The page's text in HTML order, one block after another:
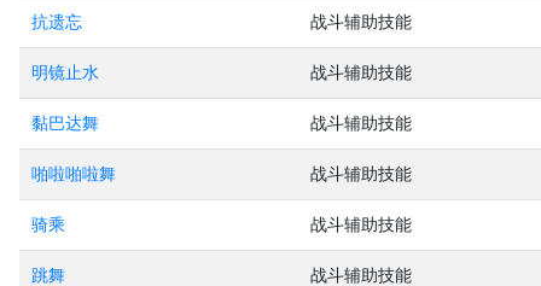
抗遗忘 战斗辅助技能
明镜止水 战斗辅助技能
黏巴达舞 战斗辅助技能
啪啦啪啦舞 战斗辅助技能
骑乘 战斗辅助技能
跳舞 战斗辅助技能